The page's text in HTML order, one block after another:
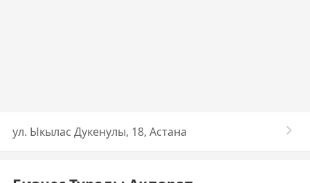
ул. Ыкылас Дукенулы, 18, Астана